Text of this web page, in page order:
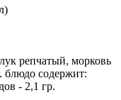
репчатый, морковь
блюдо содержит:
- 2,1 гр.